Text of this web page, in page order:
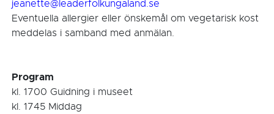
jeanette@leaderfolkungaland.se
Eventuella allergier eller önskemål om vegetarisk kost
meddelas i samband med anmälan.
Program
kl. 1700 Guidning i museet
kl. 1745 Middag